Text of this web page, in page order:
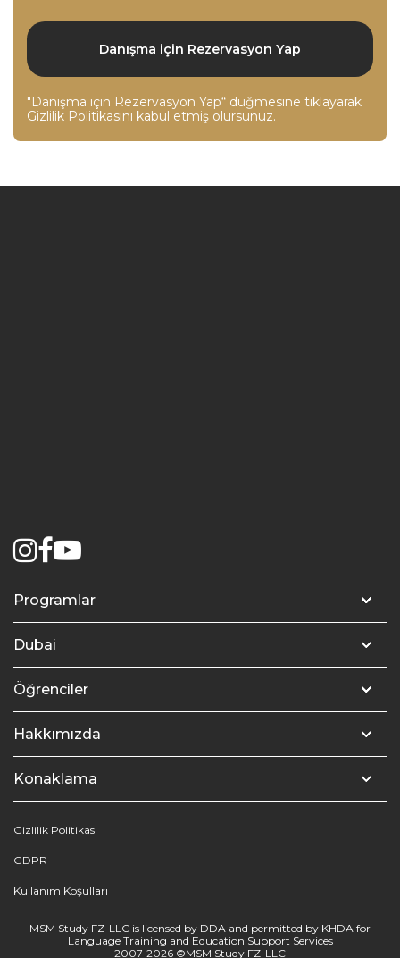
"Danışma için Rezervasyon Yap“ düğmesine tıklayarak
Gizlilik Politikasını kabul etmiş olursunuz.
Programlar
Üniversiteye Hazırlık – Modül 1
Üniversiteye Hazırlık – Modül 2
IELTS Hazırlık
SAT Hazırlık
Dubai
Arap Emirlikleri
Knowledge Park
Öğrenciler
Dubai’de Eğitim
Dubai’deki Üniversiteler
Yarı zamanlı işler ve stajlar
Dubai’den Hediyeler
Hakkımızda
MSM Akademi
İletişim
Konaklama
Two Seasons Hotel and Apartments
Gizlilik Politikası
GDPR
Kullanım Koşulları
MSM Study FZ-LLC is licensed by DDA and permitted by KHDA for
Language Training and Education Support Services
2007-2026 ©MSM Study FZ-LLC